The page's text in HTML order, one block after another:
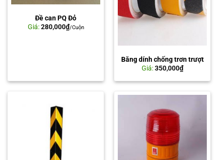
Đề can PQ Đỏ
Giá:280,000₫/Cuộn
Băng dính chống trơn trượt
Giá:350,000₫